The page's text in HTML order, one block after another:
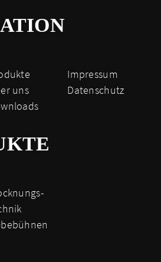
Impressum
uns
Datenschutz